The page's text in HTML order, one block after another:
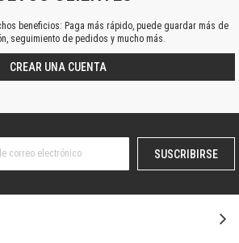
beneficios: Paga más rápido, puede guardar más de
seguimiento de pedidos y mucho más.
CREAR UNA CUENTA
SUSCRIBIRSE